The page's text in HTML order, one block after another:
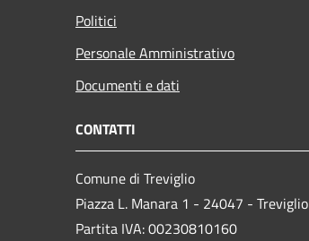
Politici
Personale Amministrativo
Documenti e dati
CONTATTI
Comune di Treviglio
Piazza L. Manara 1 - 24047 - Treviglio
Partita IVA: 00230810160